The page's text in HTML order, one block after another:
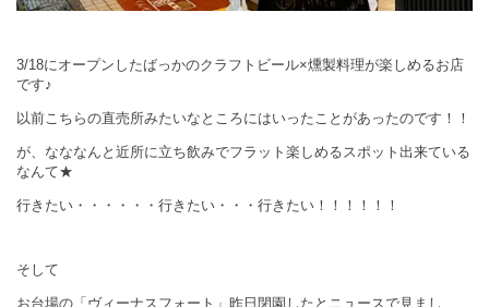
3/18にオープンしたばっかのクラフトビール×燻製料理が楽しめるお店
です♪
以前こちらの直売所みたいなところにはいったことがあったのです！！
が、なななんと近所に立ち飲みでフラット楽しめるスポット出来ている
なんて★
行きたい・・・・・・行きたい・・・行きたい！！！！！！
そして
お台場の「ヴィーナスフォート」昨日閉園したとニュースで見まし